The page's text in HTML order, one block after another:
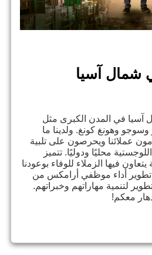
شمال آسيا
آسيا في المدن الكبرى مثل
وهونغ كونغ. ولدينا ما
يخدمون عملائنا ويحرصون على تلبية
محليًا ودوليًا. تتميز
فيها الزملاء للوفاء بوعودنا
تطوير أداء موظفي أرامكس من
لتنمية مهاراتهم وخبراتهم.
معكم!